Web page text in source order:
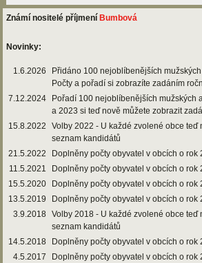
Známí nositelé příjmení Bumbová
Novinky:
1.6.2026
Přidáno 100 nejoblíbenějších
Počty a pořadí si zobrazíte zadáním
7.12.2024
Pořadí 100 nejoblíbenějších mužských
a 2023 si teď nově můžete zobrazit
15.8.2022
Volby 2022 - U každé zvolené obce
seznam kandidátů
21.5.2022
Doplněny počty obyvatel v obcích o rok
11.5.2021
Doplněny počty obyvatel v obcích o rok
15.5.2020
Doplněny počty obyvatel v obcích o rok
13.5.2019
Doplněny počty obyvatel v obcích o rok
3.9.2018 Volby 2018 - U každé zvolené obce
seznam kandidátů
14.5.2018
Doplněny počty obyvatel v obcích o rok
4.5.2017
Doplněny počty obyvatel v obcích o rok